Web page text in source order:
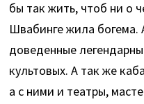
бы так жить, чтоб ни о
Швабинге жила богема.
доведенные
культовых. А так же
а с ними и театры,